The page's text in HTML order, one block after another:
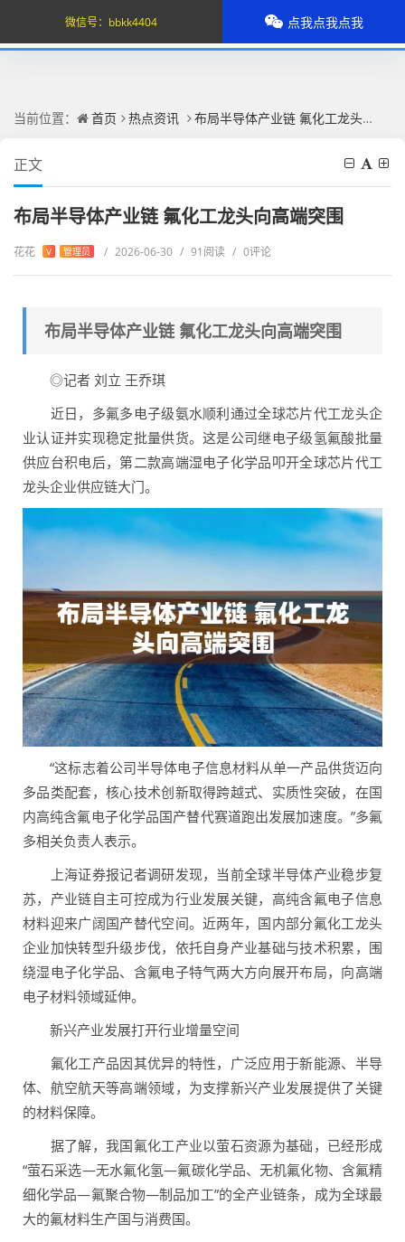
当前位置： 首页 热点资讯 布局半导体产业链 氟化工龙头向高端突围
正文
布局半导体产业链 氟化工龙头向高端突围
花花 V 管理员 / 2026-06-30 / 91阅读 / 0评论
布局半导体产业链 氟化工龙头向高端突围
◎记者 刘立 王乔琪
近日，多氟多电子级氨水顺利通过全球芯片代工龙头企
业认证并实现稳定批量供货。这是公司继电子级氢氟酸批量
供应台积电后，第二款高端湿电子化学品叩开全球芯片代工
龙头企业供应链大门。
“这标志着公司半导体电子信息材料从单一产品供货迈向
多品类配套，核心技术创新取得跨越式、实质性突破，在国
内高纯含氟电子化学品国产替代赛道跑出发展加速度。”多氟
多相关负责人表示。
上海证券报记者调研发现，当前全球半导体产业稳步复
苏，产业链自主可控成为行业发展关键，高纯含氟电子信息
材料迎来广阔国产替代空间。近两年，国内部分氟化工龙头
企业加快转型升级步伐，依托自身产业基础与技术积累，围
绕湿电子化学品、含氟电子特气两大方向展开布局，向高端
电子材料领域延伸。
新兴产业发展打开行业增量空间
氟化工产品因其优异的特性，广泛应用于新能源、半导
体、航空航天等高端领域，为支撑新兴产业发展提供了关键
的材料保障。
据了解，我国氟化工产业以萤石资源为基础，已经形成
“萤石采选—无水氟化氢—氟碳化学品、无机氟化物、含氟精
细化学品—氟聚合物—制品加工”的全产业链条，成为全球最
大的氟材料生产国与消费国。
微信号： bbkk4404 点我点我点我